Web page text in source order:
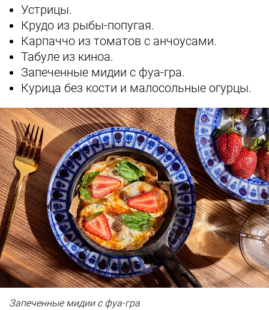
Устрицы.
Крудо из рыбы-попугая.
Карпаччо из томатов с анчоусами.
Табуле из киноа.
Запеченные мидии с фуа-гра.
Курица без кости и малосольные огурцы.
Запеченные мидии с фуа-гра